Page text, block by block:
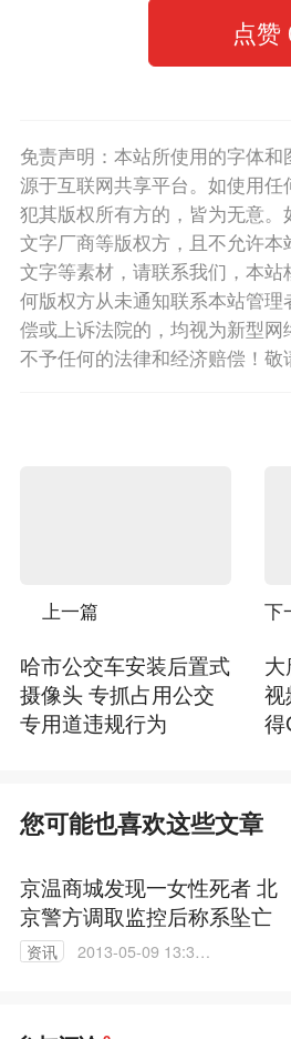
点赞
免责声明：本站所使用的字体
源于互联网共享平台。如使用任
犯其版权所有方的，皆为无意
文字厂商等版权方，且不允许
文字等素材，请联系我们，本
何版权方从未通知联系本站管
偿或上诉法院的，均视为新型
不予任何的法律和经济赔偿！敬
上一篇
哈市公交车安装后置式
摄像头 专抓占用公交
专用道违规行为
下
视
您可能也喜欢这些文章
京温商城发现一女性死者 北
京警方调取监控后称系坠亡
资讯
2013-05-09 13:38: